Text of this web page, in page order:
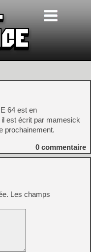
64 est en
est écrit par mamesick
prochainement.
0 commentaire
Les champs